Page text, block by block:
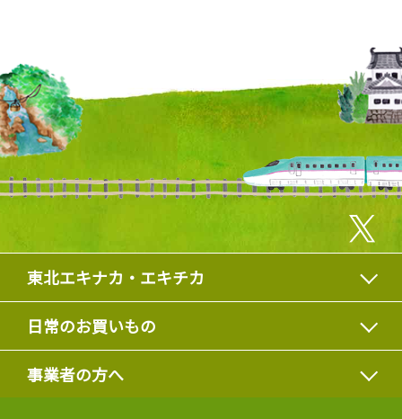
東北エキナカ・エキチカ
日常のお買いもの
事業者の方へ